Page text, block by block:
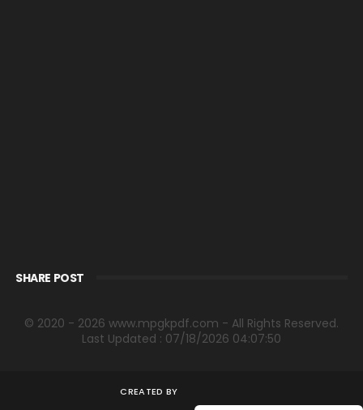
SHARE POST
© 2020 - 2026 www.mpgkpdf.com - All Rights Reserved.
Last Updated : 07/18/2026 04:07:50
CREATED BY